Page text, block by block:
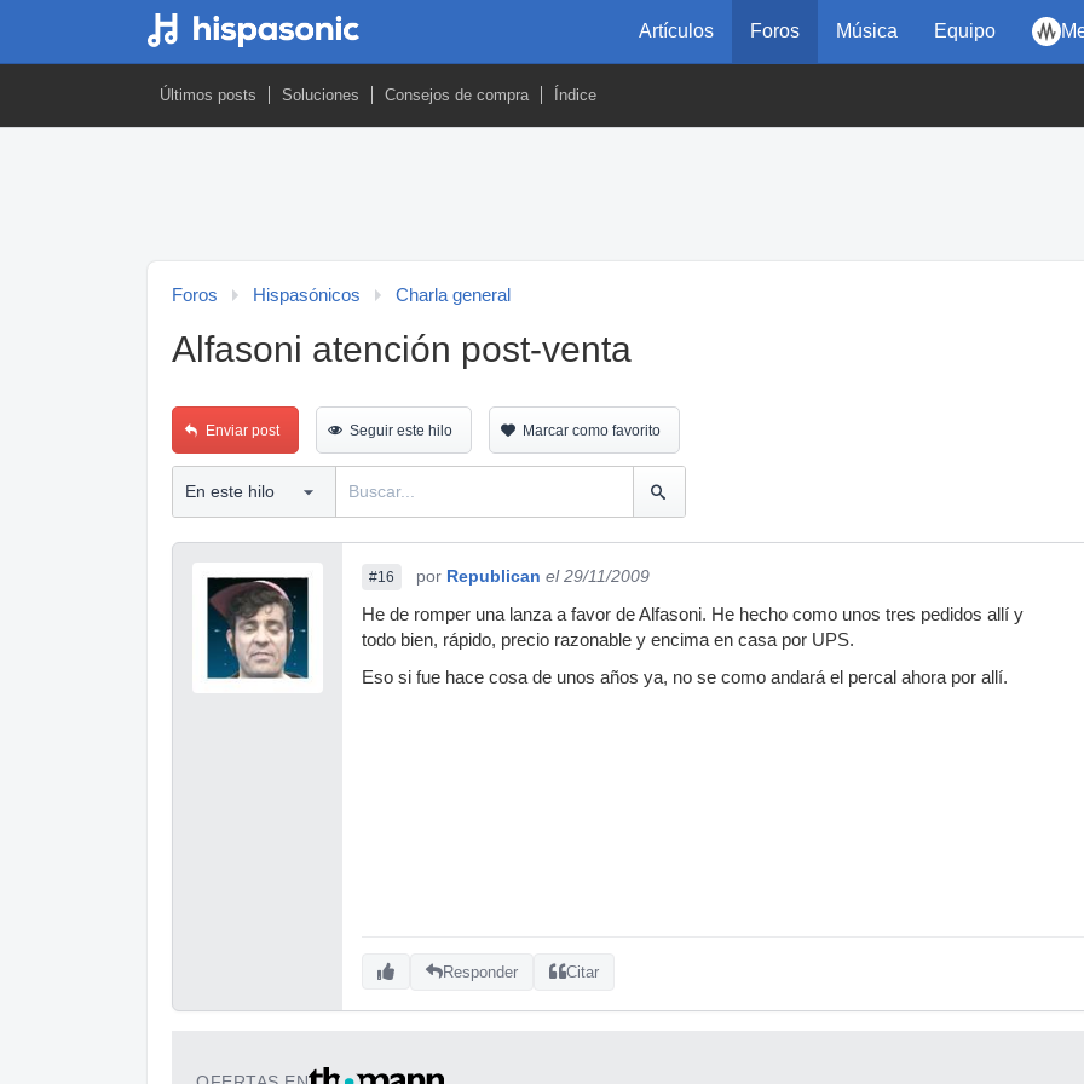
Artículos Foros Música Equipo
Últimos posts Soluciones Consejos de compra Índice
Foros Hispasónicos Charla general
Alfasoni atención post-venta
Enviar post Seguir este hilo Marcar como favorito
#16 por Republican el 29/11/2009
He de romper una lanza a favor de Alfasoni. He hecho como unos tres pedidos allí y
todo bien, rápido, precio razonable y encima en casa por UPS.
Eso si fue hace cosa de unos años ya, no se como andará el percal ahora por allí.
Responder Citar